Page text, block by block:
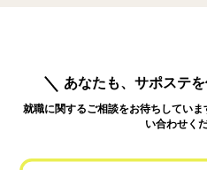
あなたも、サポステ
就職に関するご相談をお待ちしてい
い合わせく